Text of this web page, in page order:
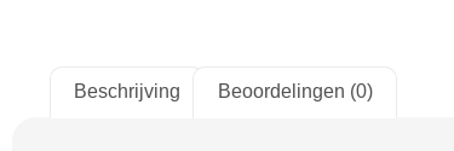
Beschrijving Beoordelingen (0)